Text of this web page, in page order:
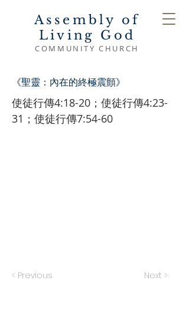
Assembly of
Living God
COMMUNITY CHURCH
《聖靈：內在的終極震顫》
使徒行傳4:18-20；使徒行傳4:23-
31；使徒行傳7:54-60
< Previous Next >